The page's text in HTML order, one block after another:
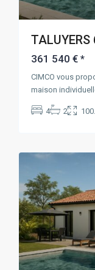
361 540 €*
CIMCO vous
maison
4 2